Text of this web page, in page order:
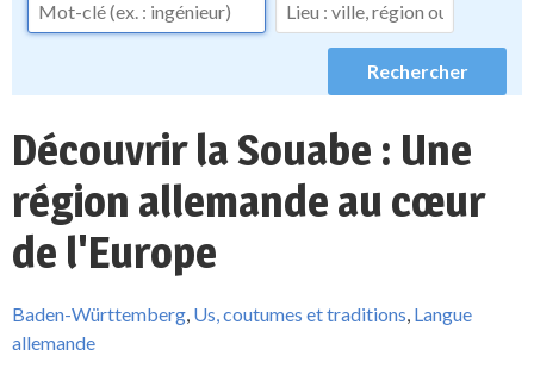
Découvrir la Souabe : Une
région allemande au cœur
de l'Europe
Baden-Württemberg, Us, coutumes et traditions, Langue
allemande